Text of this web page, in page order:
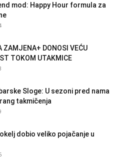
mod: Happy Hour formula za
ZAMJENA+ DONOSI VEĆU
TOKOM UTAKMICE
Sloge: U sezoni pred nama
takmičenja
dobio veliko pojačanje u